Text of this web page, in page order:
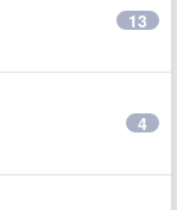
13
4